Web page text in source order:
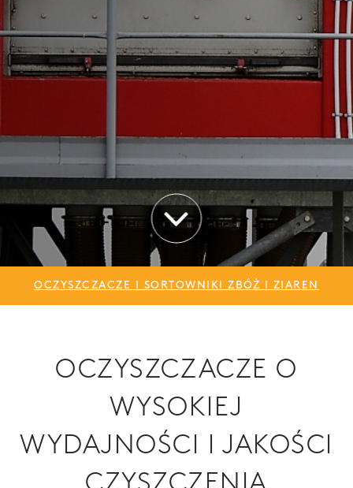
OCZYSZCZACZE I SORTOWNIKI ZBÓŻ I ZIAREN
OCZYSZCZACZE O
WYSOKIEJ
WYDAJNOŚCI I JAKOŚCI